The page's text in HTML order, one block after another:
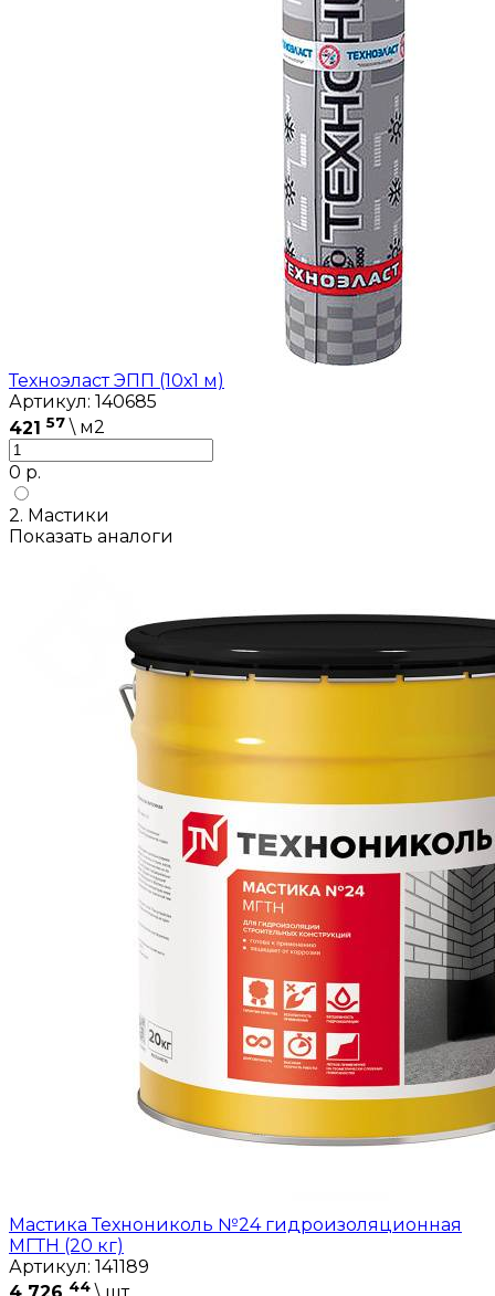
Техноэласт ЭПП (10х1 м)
Артикул: 140685
421 57 \ м2
0 р.
2. Мастики
Показать аналоги
Мастика Технониколь №24 гидроизоляционная
МГТН (20 кг)
Артикул: 141189
44